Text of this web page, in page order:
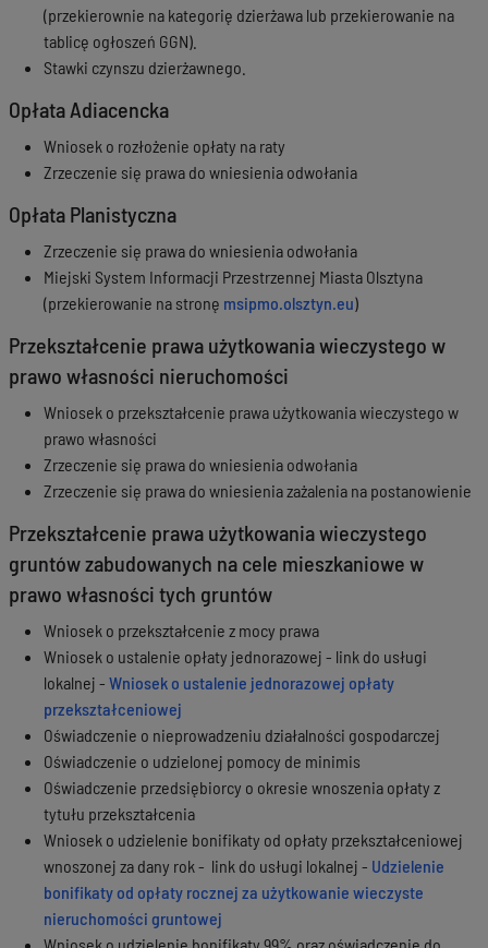
(przekierownie na kategorię dzierżawa lub przekierowanie na
tablicę ogłoszeń GGN).
Stawki czynszu dzierżawnego.
Opłata Adiacencka
Wniosek o rozłożenie opłaty na raty
Zrzeczenie się prawa do wniesienia odwołania
Opłata Planistyczna
Zrzeczenie się prawa do wniesienia odwołania
Miejski System Informacji Przestrzennej Miasta Olsztyna
(przekierowanie na stronę msipmo.olsztyn.eu)
Przekształcenie prawa użytkowania wieczystego w
prawo własności nieruchomości
Wniosek o przekształcenie prawa użytkowania wieczystego w
prawo własności
Zrzeczenie się prawa do wniesienia odwołania
Zrzeczenie się prawa do wniesienia zażalenia na postanowienie
Przekształcenie prawa użytkowania wieczystego
gruntów zabudowanych na cele mieszkaniowe w
prawo własności tych gruntów
Wniosek o przekształcenie z mocy prawa
Wniosek o ustalenie opłaty jednorazowej - link do usługi
lokalnej - Wniosek o ustalenie jednorazowej opłaty
przekształceniowej
Oświadczenie o nieprowadzeniu działalności gospodarczej
Oświadczenie o udzielonej pomocy de minimis
Oświadczenie przedsiębiorcy o okresie wnoszenia opłaty z
tytułu przekształcenia
Wniosek o udzielenie bonifikaty od opłaty przekształceniowej
wnoszonej za dany rok - link do usługi lokalnej - Udzielenie
bonifikaty od opłaty rocznej za użytkowanie wieczyste
nieruchomości gruntowej